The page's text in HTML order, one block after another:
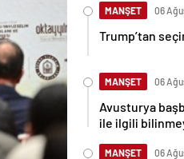
MANŞET 06
Trump’tan
MANŞET 06
Avusturya
ile ilgili
MANŞET 06